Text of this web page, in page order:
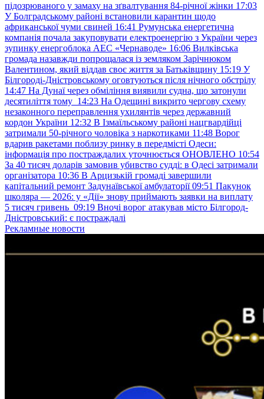
підозрюваного у замаху на зґвалтування 84-річної жінки 17:03
У Болградському районі встановили карантин щодо
африканської чуми свиней 16:41 Румунська енергетична
компанія почала закуповувати електроенергію з України через
зупинку енергоблока АЕС «Чернаводе» 16:06 Вилківська
громада назавжди попрощалася із земляком Зарічнюком
Валентином, який віддав своє життя за Батьківщину 15:19 У
Білгороді-Дністровському оговтуються після нічного обстрілу
14:47 На Дунаї через обміління виявили судна, що затонули
десятиліття тому 14:23 На Одещині викрито чергову схему
незаконного переправлення ухилянтів через державний
кордон України 12:32 В Ізмаїльському районі нацгвардійці
затримали 50-річного чоловіка з наркотиками 11:48 Ворог
вдарив ракетами поблизу ринку в передмісті Одеси:
інформація про постраждалих уточнюється ОНОВЛЕНО 10:54
За 40 тисяч доларів замовив убивство судді: в Одесі затримали
організатора 10:36 В Арцизькій громаді завершили
капітальний ремонт Задунаївської амбулаторії 09:51 Пакунок
школяра — 2026: у «Дії» знову приймають заявки на виплату
5 тисяч гривень 09:19 Вночі ворог атакував місто Білгород-
Дністровський: є постраждалі
Рекламные новости